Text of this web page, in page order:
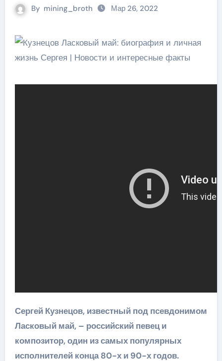
By mining_broth Мар 26, 2022
Сергей Кузнецов, известный под псевдонимом
Ласковый май, – российский певец и
композитор, один из самых популярных
исполнителей конца 80-х и 90-х годов.